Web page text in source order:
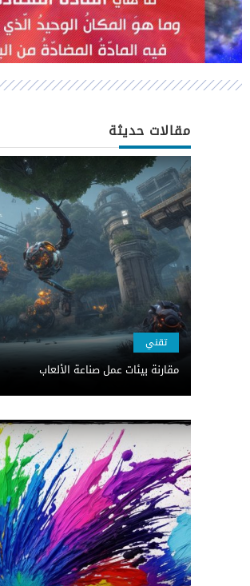
مقالات حديثة
تقني
مقارنة بيئات عمل صناعة الألعاب